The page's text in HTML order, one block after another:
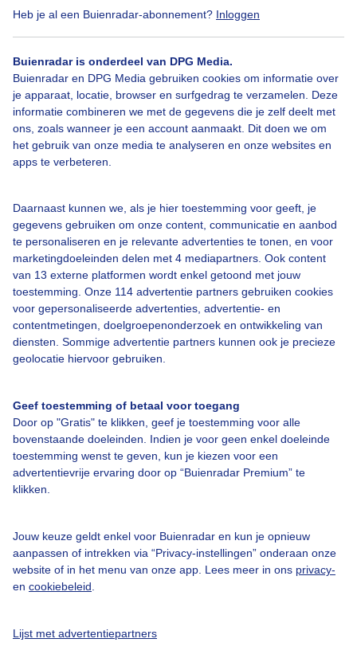
Heb je al een Buienradar-abonnement? Inloggen
Buienradar is onderdeel van DPG Media.
Buienradar en DPG Media gebruiken cookies om informatie over
je apparaat, locatie, browser en surfgedrag te verzamelen. Deze
informatie combineren we met de gegevens die je zelf deelt met
ons, zoals wanneer je een account aanmaakt. Dit doen we om
het gebruik van onze media te analyseren en onze websites en
apps te verbeteren.
Daarnaast kunnen we, als je hier toestemming voor geeft, je
gegevens gebruiken om onze content, communicatie en aanbod
te personaliseren en je relevante advertenties te tonen, en voor
marketingdoeleinden delen met 4 mediapartners. Ook content
van 13 externe platformen wordt enkel getoond met jouw
toestemming. Onze 114 advertentie partners gebruiken cookies
voor gepersonaliseerde advertenties, advertentie- en
contentmetingen, doelgroepenonderzoek en ontwikkeling van
diensten. Sommige advertentie partners kunnen ook je precieze
geolocatie hiervoor gebruiken.
Geef toestemming of betaal voor toegang
Door op "Gratis" te klikken, geef je toestemming voor alle
bovenstaande doeleinden. Indien je voor geen enkel doeleinde
toestemming wenst te geven, kun je kiezen voor een
advertentievrije ervaring door op “Buienradar Premium” te
klikken.
Jouw keuze geldt enkel voor Buienradar en kun je opnieuw
aanpassen of intrekken via “Privacy-instellingen” onderaan onze
website of in het menu van onze app. Lees meer in ons privacy-
en cookiebeleid
Lijst met advertentiepartners
Bekijk slideshow
Een moment geduld aub...
Over Buienradar
Veelgestelde vragen
Contact
Toegankelijkheid
Buienradar Team
Privacy beleid
Privacy instellingen